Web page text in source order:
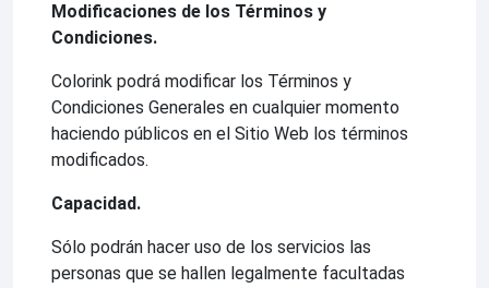
Modificaciones de los Términos y
Condiciones.
Colorink podrá modificar los Términos y
Condiciones Generales en cualquier momento
haciendo públicos en el Sitio Web los términos
modificados.
Capacidad.
Sólo podrán hacer uso de los servicios las
personas que se hallen legalmente facultadas